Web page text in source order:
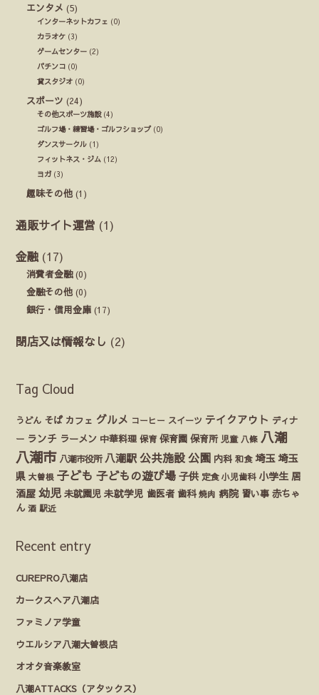
エンタメ (5)
インターネットカフェ (0)
カラオケ (3)
ゲームセンター (2)
パチンコ (0)
貸スタジオ (0)
スポーツ (24)
その他スポーツ施設(4)
ゴルフ場・練習場・ゴルフショップ(0)
ダンスサークル (1)
フィットネス・ジム (12)
ヨガ (3)
趣味その他 (1)
通販サイト運営 (1)
金融 (17)
消費者金融(0)
金融その他 (0)
銀行・信用金庫 (17)
閉店又は情報なし (2)
Tag Cloud
うどん そば カフェ グルメ コーヒー スイーツ テイクアウト ディナ
ー ランチ ラーメン 中華料理 保育 保育園 保育所 児童 八條 八潮
八潮市 八潮市役所 八潮駅 公共施設 公園 内科 和食 埼玉 埼玉
県 大曽根 子ども 子どもの遊び場 子供 定食 小児歯科 小学生 居
酒屋 幼児 未就園児 未就学児 歯医者 歯科 焼肉 病院 習い事 赤ちゃ
ん 酒 駅近
Recent entry
CUREPRO八潮店
カークスヘア八潮店
ファミノア学童
ウエルシア八潮大曽根店
オオタ音楽教室
八潮ATTACKS（アタックス）